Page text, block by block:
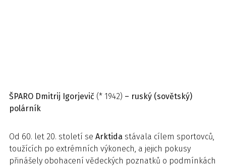
ŠPARO Dmitrij Igorjevič (* 1942) – ruský (sovětský)
polárník
Od 60. let 20. století se Arktida stávala cílem sportovců,
toužících po extrémních výkonech, a jejich pokusy
přinášely obohacení vědeckých poznatků o podmínkách